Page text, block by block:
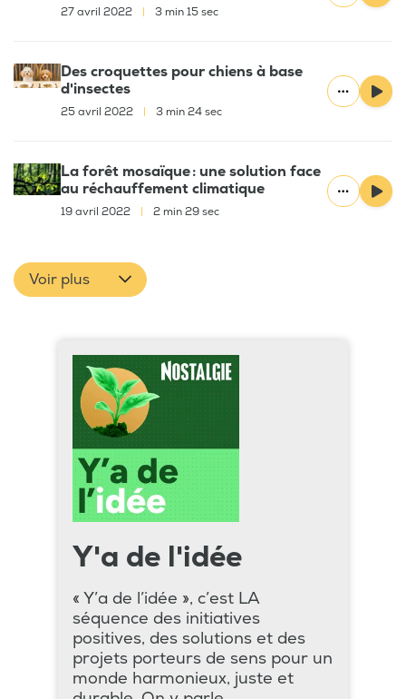
27 avril 2022 3 min 15 sec
Des croquettes pour chiens à base
d'insectes
25 avril 2022 3 min 24 sec
La forêt mosaïque : une solution face
au réchauffement climatique
19 avril 2022 2 min 29 sec
Voir plus
Y'a de l'idée
« Y’a de l’idée », c’est LA
séquence des initiatives
positives, des solutions et des
projets porteurs de sens pour un
monde harmonieux, juste et